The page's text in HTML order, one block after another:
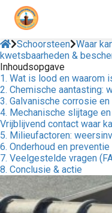
Schoorsteen Waar
kwetsbaarheden &
Inhoudsopgave
1. Wat is lood en waarom
2. Chemische aantasting:
3. Galvanische corrosie
4. Mechanische slijtage
Vrijblijvend contact waar
5. Milieufactoren:
6. Onderhoud en preventie
7. Veelgestelde vragen
8. Conclusie & actie